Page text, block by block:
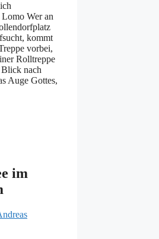
Wer an
kommt
vorbei,
Rolltreppe
nach
Auge Gottes,
im